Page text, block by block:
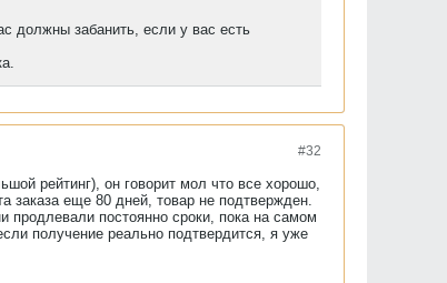
должны забанить, если у вас есть
#32
рейтинг), он говорит мол что все хорошо,
заказа еще 80 дней, товар не подтвержден.
продлевали постоянно сроки, пока на самом
получение реально подтвердится, я уже